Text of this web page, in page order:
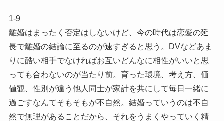
1-9
離婚はまったく否定はしないけど、今の時代は恋愛の延
長で離婚の結論に至るのが速すぎると思う。DVなどあま
りに酷い相手でなければお互いどんなに相性がいいと思
っても合わないのが当たり前。育った環境、考え方、価
値観、性別が違う他人同士が家計を共にして毎日一緒に
過ごすなんてそもそもが不自然。結婚っていうのは不自
然で無理があることだから、それをうまくやっていく精